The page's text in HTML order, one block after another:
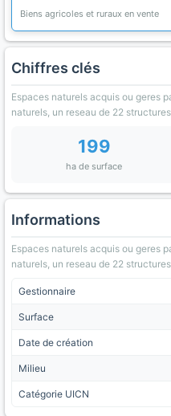
Biens agricoles et ruraux en vente
Chiffres clés
Espaces naturels acquis ou geres
naturels, un reseau de 22
199
ha de surface
Informations
Espaces naturels acquis ou geres
naturels, un reseau de 22
Gestionnaire
Surface
Date de création
Milieu
Catégorie UICN